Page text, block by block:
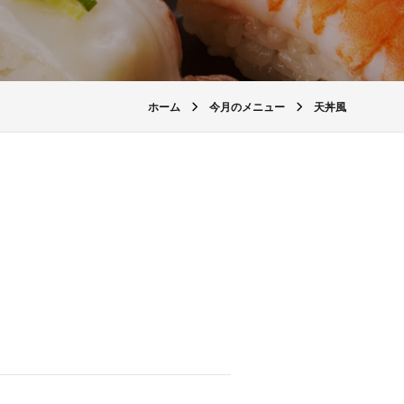
ホーム 今月のメニュー 天丼風